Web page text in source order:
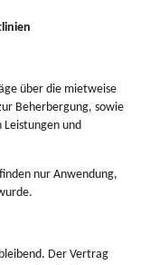
über die mietweise
Beherbergung, sowie
und
nur Anwendung,
Der Vertrag